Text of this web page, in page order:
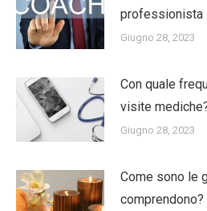
professionista
Giugno 28, 2023
Con quale
visite
Giugno 28, 2023
Come sono le
comprendono?